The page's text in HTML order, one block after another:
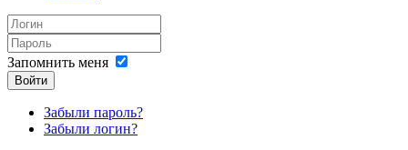
Запомнить меня
Войти
Забыли пароль?
Забыли логин?